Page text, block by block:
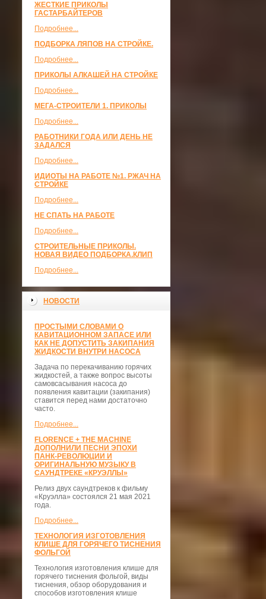
ЖЕСТКИЕ ПРИКОЛЫ
ГАСТАРБАЙТЕРОВ
Подробнее...
ПОДБОРКА ЛЯПОВ НА СТРОЙКЕ.
Подробнее...
ПРИКОЛЫ АЛКАШЕЙ НА СТРОЙКЕ
Подробнее...
МЕГА-СТРОИТЕЛИ 1. ПРИКОЛЫ
Подробнее...
РАБОТНИКИ ГОДА ИЛИ ДЕНЬ НЕ
ЗАДАЛСЯ
Подробнее...
ИДИОТЫ НА РАБОТЕ №1. РЖАЧ НА
СТРОЙКЕ
Подробнее...
НЕ СПАТЬ НА РАБОТЕ
Подробнее...
СТРОИТЕЛЬНЫЕ ПРИКОЛЫ.
НОВАЯ ВИДЕО ПОДБОРКА.КЛИП
Подробнее...
НОВОСТИ
ПРОСТЫМИ СЛОВАМИ О
КАВИТАЦИОННОМ ЗАПАСЕ ИЛИ
КАК НЕ ДОПУСТИТЬ ЗАКИПАНИЯ
ЖИДКОСТИ ВНУТРИ НАСОСА
Задача по перекачиванию горячих
жидкостей, а также вопрос высоты
самовсасывания насоса до
появления кавитации (закипания)
ставится перед нами достаточно
часто.
Подробнее...
FLORENCE + THE MACHINE
ДОПОЛНИЛИ ПЕСНИ ЭПОХИ
ПАНК-РЕВОЛЮЦИИ И
ОРИГИНАЛЬНУЮ МУЗЫКУ В
САУНДТРЕКЕ «КРУЭЛЛЫ»
Релиз двух саундтреков к фильму
«Круэлла» состоялся 21 мая 2021
года.
Подробнее...
ТЕХНОЛОГИЯ ИЗГОТОВЛЕНИЯ
КЛИШЕ ДЛЯ ГОРЯЧЕГО ТИСНЕНИЯ
ФОЛЬГОЙ
Технология изготовления клише для
горячего тиснения фольгой, виды
тиснения, обзор оборудования и
способов изготовления клише